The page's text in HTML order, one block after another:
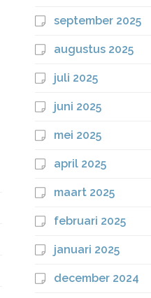
september 2025
augustus 2025
juli 2025
juni 2025
mei 2025
april 2025
maart 2025
februari 2025
januari 2025
december 2024